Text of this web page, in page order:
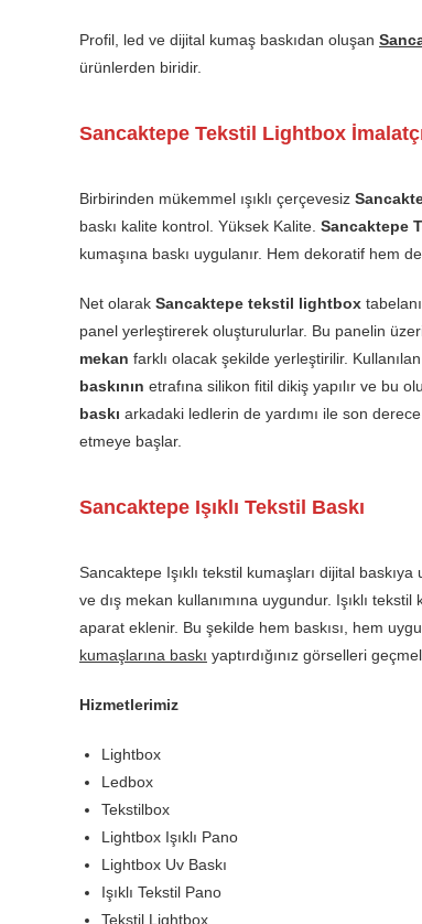
Profil, led ve dijital kumaş baskıdan oluşan
ürünlerden biridir.
Sancaktepe Tekstil Lightbox
Birbirinden mükemmel ışıklı çerçevesiz
baskı kalite kontrol. Yüksek Kalite. Sancaktepe
kumaşına baskı uygulanır. Hem dekoratif hem
Net olarak Sancaktepe tekstil lightbox
panel yerleştirerek oluşturulurlar. Bu panelin
mekan farklı olacak şekilde yerleştirilir.
baskının etrafına silikon fitil dikiş yapılır ve bu
baskı arkadaki ledlerin de yardımı ile son
etmeye başlar.
Sancaktepe Işıklı Tekstil Baskı
Sancaktepe Işıklı tekstil kumaşları dijital
ve dış mekan kullanımına uygundur. Işıklı
aparat eklenir. Bu şekilde hem baskısı, hem
kumaşlarına baskı yaptırdığınız görselleri
Hizmetlerimiz
Lightbox
Ledbox
Tekstilbox
Lightbox Işıklı Pano
Lightbox Uv Baskı
Işıklı Tekstil Pano
Tekstil Lightbox